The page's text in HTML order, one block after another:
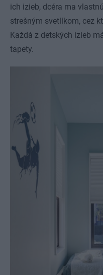
ich izieb, dcéra ma
strešným svetlíkom, cez
Každá z detských izieb
tapety.